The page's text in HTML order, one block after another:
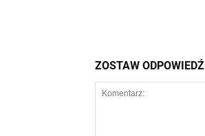
ZOSTAW ODPOWIEDŹ